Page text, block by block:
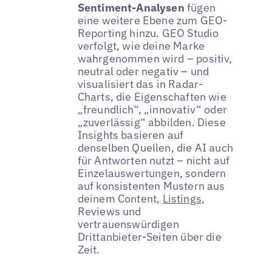
Sentiment-Analysen fügen
eine weitere Ebene zum GEO-
Reporting hinzu. GEO Studio
verfolgt, wie deine Marke
wahrgenommen wird – positiv,
neutral oder negativ – und
visualisiert das in Radar-
Charts, die Eigenschaften wie
„freundlich“, „innovativ“ oder
„zuverlässig“ abbilden. Diese
Insights basieren auf
denselben Quellen, die AI auch
für Antworten nutzt – nicht auf
Einzelauswertungen, sondern
auf konsistenten Mustern aus
deinem Content, Listings,
Reviews und
vertrauenswürdigen
Drittanbieter-Seiten über die
Zeit.